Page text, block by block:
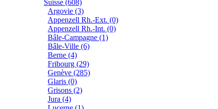
Suisse (608)
Argovie (3)
Appenzell Rh.-Ext. (0)
Appenzell Rh.-Int. (0)
Bâle-Campagne (1)
Bâle-Ville (6)
Berne (4)
Fribourg (29)
Genève (285)
Glaris (0)
Grisons (2)
Jura (4)